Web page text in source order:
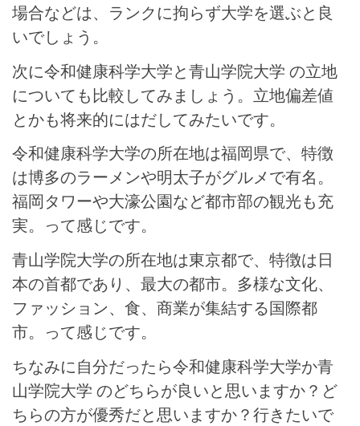
場合などは、ランクに拘らず大学を選ぶと良
いでしょう。
次に令和健康科学大学と青山学院大学 の立地
についても比較してみましょう。立地偏差値
とかも将来的にはだしてみたいです。
令和健康科学大学の所在地は福岡県で、特徴
は博多のラーメンや明太子がグルメで有名。
福岡タワーや大濠公園など都市部の観光も充
実。って感じです。
青山学院大学の所在地は東京都で、特徴は日
本の首都であり、最大の都市。多様な文化、
ファッション、食、商業が集結する国際都
市。って感じです。
ちなみに自分だったら令和健康科学大学か青
山学院大学 のどちらが良いと思いますか？ど
ちらの方が優秀だと思いますか？行きたいで